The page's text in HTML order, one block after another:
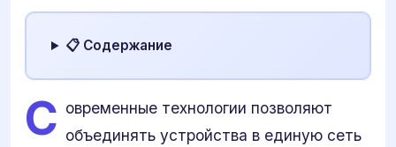
📋 Содержание
С овременные технологии позволяют
объединять устройства в единую сеть